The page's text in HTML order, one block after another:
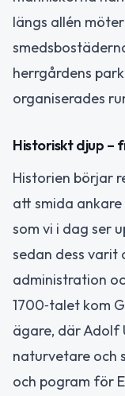
längs allén
herrgårdens
organiserades
Historiskt djup –
Historien börjar
att smida
som vi i dag ser
sedan dess varit
administration
1700‑talet kom
ägare, där Adolf
naturvetare och
och pogram för